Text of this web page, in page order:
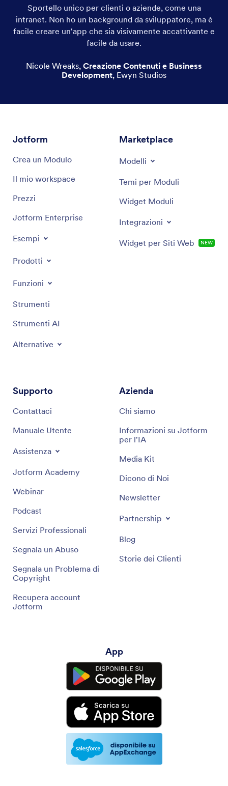
Cover morbide per smartphone
Cover rigide per smartphone
Cover per smartphone con immagini
Fantastiche cover per smartphone
And more!
Sportello unico per clienti o aziende, come una
intranet. Non ho un background da sviluppatore, ma è
facile creare un'app che sia visivamente accattivante e
facile da usare.
Nicole Wreaks, Creazione Contenuti e Business
Development, Ewyn Studios
Jotform
Crea un Modulo
Il mio workspace
Prezzi
Jotform Enterprise
Esempi
Prodotti
Funzioni
Strumenti
Strumenti AI
Alternative
Marketplace
Modelli
Temi per Moduli
Widget Moduli
Integrazioni
Widget per Siti Web NEW
Supporto
Contattaci
Manuale Utente
Assistenza
Jotform Academy
Webinar
Podcast
Servizi Professionali
Segnala un Abuso
Segnala un Problema di
Copyright
Recupera account
Jotform
Azienda
Chi siamo
Informazioni su Jotform
per l'IA
Media Kit
Dicono di Noi
Newsletter
Partnership
Blog
Storie dei Clienti
App